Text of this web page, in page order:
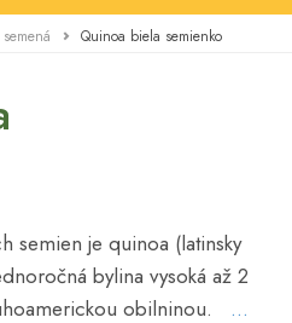
Quinoa biela semienko
semien je quinoa (latinsky
bylina vysoká až 2
obilninou. ...